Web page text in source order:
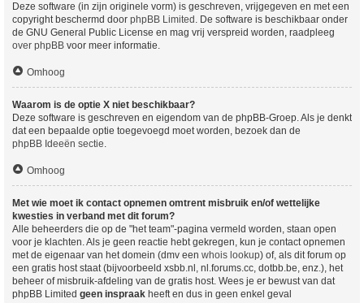
Deze software (in zijn originele vorm) is geschreven, vrijgegeven en met een
copyright beschermd door phpBB Limited . De software is beschikbaar onder
de GNU General Public License en mag vrij verspreid worden, raadpleeg
over phpBB voor meer informatie.
Omhoog
Waarom is de optie X niet beschikbaar?
Deze software is geschreven en eigendom van de phpBB-Groep. Als je denkt
dat een bepaalde optie toegevoegd moet worden, bezoek dan de
phpBB Ideeën sectie.
Omhoog
Met wie moet ik contact opnemen omtrent misbruik en/of wettelijke
kwesties in verband met dit forum?
Alle beheerders die op de "het team"-pagina vermeld worden, staan open
voor je klachten. Als je geen reactie hebt gekregen, kun je contact opnemen
met de eigenaar van het domein (dmv een whois lookup) of, als dit forum op
een gratis host staat (bijvoorbeeld xsbb.nl, nl.forums.cc, dotbb.be, enz.), het
beheer of misbruik-afdeling van de gratis host. Wees je er bewust van dat
phpBB Limited geen inspraak heeft en dus in geen enkel geval